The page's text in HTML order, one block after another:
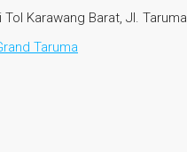
Tol Karawang Barat, Jl.
Taruma